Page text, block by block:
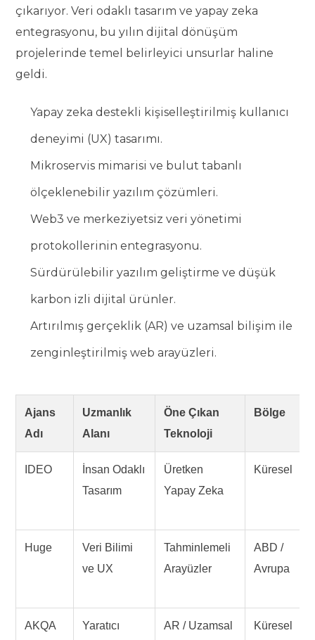
çıkarıyor. Veri odaklı tasarım ve yapay zeka
entegrasyonu, bu yılın dijital dönüşüm
projelerinde temel belirleyici unsurlar haline
geldi.
Yapay zeka destekli kişiselleştirilmiş kullanıcı
deneyimi (UX) tasarımı.
Mikroservis mimarisi ve bulut tabanlı
ölçeklenebilir yazılım çözümleri.
Web3 ve merkeziyetsiz veri yönetimi
protokollerinin entegrasyonu.
Sürdürülebilir yazılım geliştirme ve düşük
karbon izli dijital ürünler.
Artırılmış gerçeklik (AR) ve uzamsal bilişim ile
zenginleştirilmiş web arayüzleri.
Ajans
Adı
Uzmanlık
Alanı
Öne Çıkan
Teknoloji
Bölge
IDEO
İnsan Odaklı
Tasarım
Üretken
Yapay Zeka
Küresel
Huge
Veri Bilimi
ve UX
Tahminlemeli
Arayüzler
ABD /
Avrupa
AKQA
Yaratıcı
AR / Uzamsal
Küresel